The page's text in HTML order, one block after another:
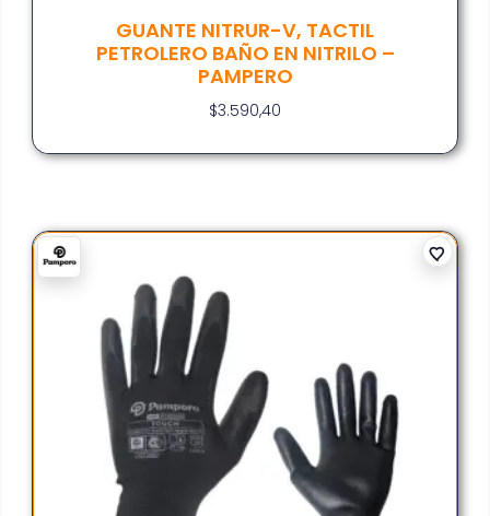
GUANTE NITRUR-V, TACTIL
PETROLERO BAÑO EN NITRILO –
PAMPERO
$3.590,40